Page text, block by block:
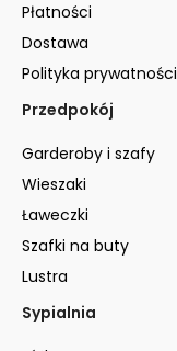
Płatności
Dostawa
Polityka prywatności
Przedpokój
Garderoby i szafy
Wieszaki
Ławeczki
Szafki na buty
Lustra
Sypialnia